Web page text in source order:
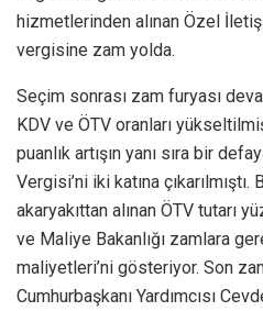
hizmetlerinden alınan Özel
vergisine zam yolda.
Seçim sonrası zam furyası
KDV ve ÖTV oranları
puanlık artışın yanı sıra bir
Vergisi’ni iki katına
akaryakıttan alınan ÖTV tutarı
ve Maliye Bakanlığı zamlara
maliyetleri’ni gösteriyor. Son
Cumhurbaşkanı Yardımcısı